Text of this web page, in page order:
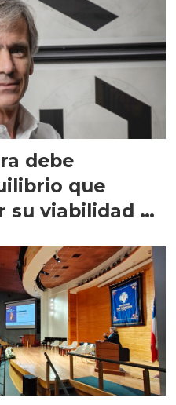
debe
que
viabilidad de